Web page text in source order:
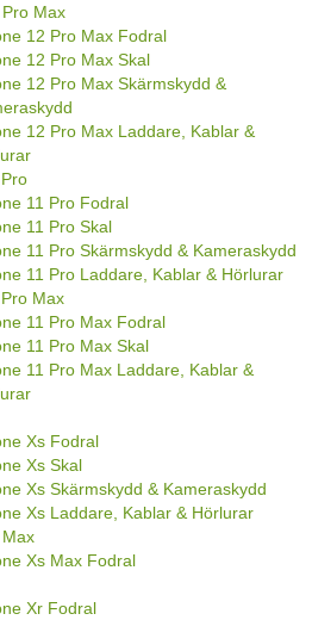
Max
12 Pro Max Fodral
12 Pro Max Skal
12 Pro Max Skärmskydd &
12 Pro Max Laddare, Kablar &
11 Pro Fodral
11 Pro Skal
11 Pro Skärmskydd & Kameraskydd
11 Pro Laddare, Kablar & Hörlurar
Max
11 Pro Max Fodral
11 Pro Max Skal
11 Pro Max Laddare, Kablar &
Xs Fodral
Xs Skal
Xs Skärmskydd & Kameraskydd
Xs Laddare, Kablar & Hörlurar
Xs Max Fodral
Xr Fodral